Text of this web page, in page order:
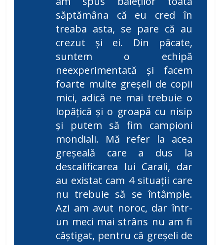
săptămâna că eu cred în
treaba asta, se pare că au
crezut și ei. Din păcate,
suntem o echipă
neexperimentată și facem
foarte multe greșeli de copii
mici, adică ne mai trebuie o
lopățică și o groapă cu nisip
și putem să fim campioni
mondiali. Mă refer la acea
greșeală care a dus la
descalificarea lui Carali, dar
au existat cam 4 situații care
nu trebuie să se întâmple.
Azi am avut noroc, dar într-
un meci mai strâns nu am fi
câștigat, pentru că greșeli de